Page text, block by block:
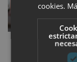
cookies.